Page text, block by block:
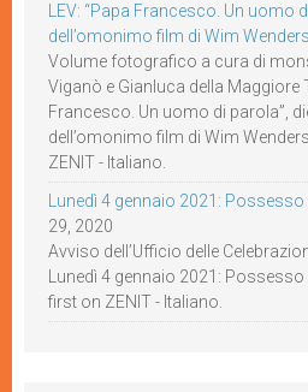
LEV: “Papa Francesco. Un uomo
dell’omonimo film di Wim Wenders
Volume fotografico a cura di
Viganò e Gianluca della Maggiore
Francesco. Un uomo di parola”,
dell’omonimo film di Wim
ZENIT - Italiano.
Lunedì 4 gennaio 2021:
29, 2020
Avviso dell’Ufficio delle
Lunedì 4 gennaio 2021:
first on ZENIT - Italiano.